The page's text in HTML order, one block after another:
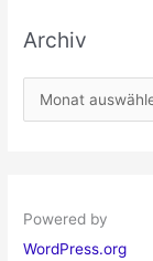
Archiv
r
i
v
Powered by
WordPress.org